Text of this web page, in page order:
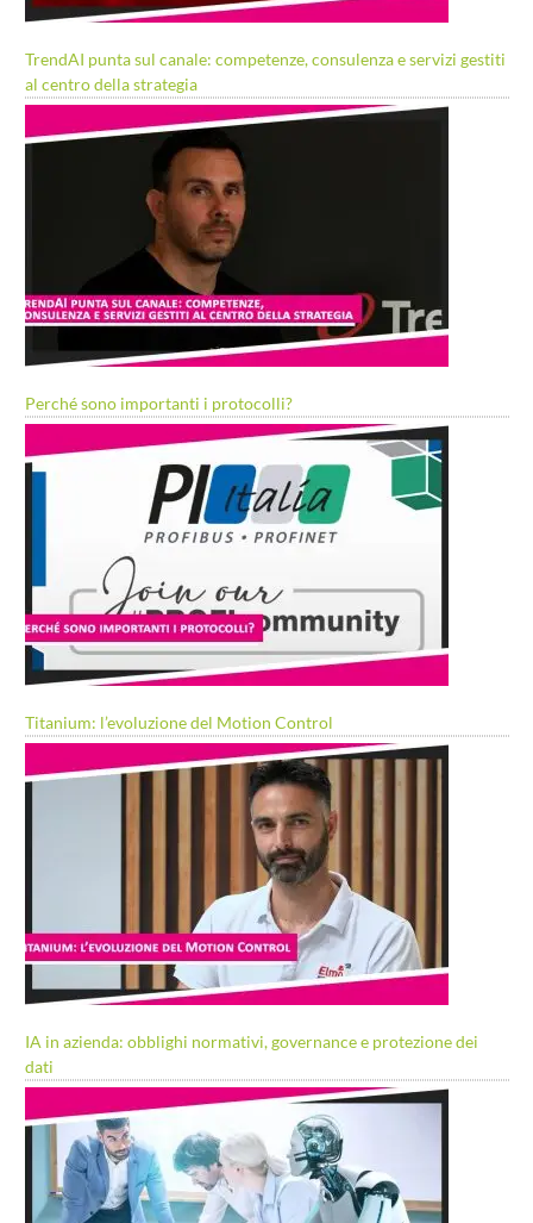
TrendAI punta sul canale: competenze, consulenza e servizi gestiti
al centro della strategia
Perché sono importanti i protocolli?
Titanium: l’evoluzione del Motion Control
IA in azienda: obblighi normativi, governance e protezione dei
dati